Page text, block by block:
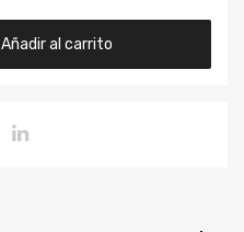
Añadir al carrito